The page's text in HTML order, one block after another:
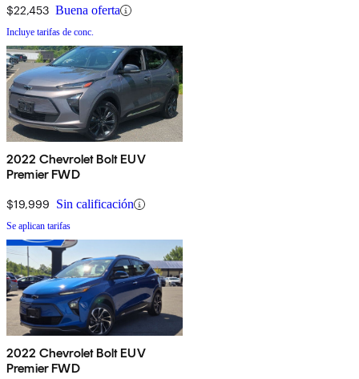
$22,453 Buena oferta
Incluye tarifas de conc.
2022 Chevrolet Bolt EUV
Premier FWD
$19,999 Sin calificación
Se aplican tarifas
2022 Chevrolet Bolt EUV
Premier FWD